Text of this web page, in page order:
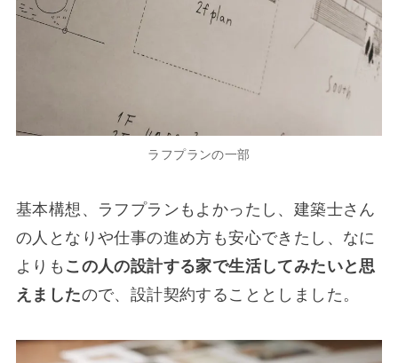
ラフプランの一部
基本構想、ラフプランもよかったし、建築士さん
の人となりや仕事の進め方も安心できたし、なに
よりも この人の設計する家で生活してみたいと思
えましたので、設計契約することとしました。